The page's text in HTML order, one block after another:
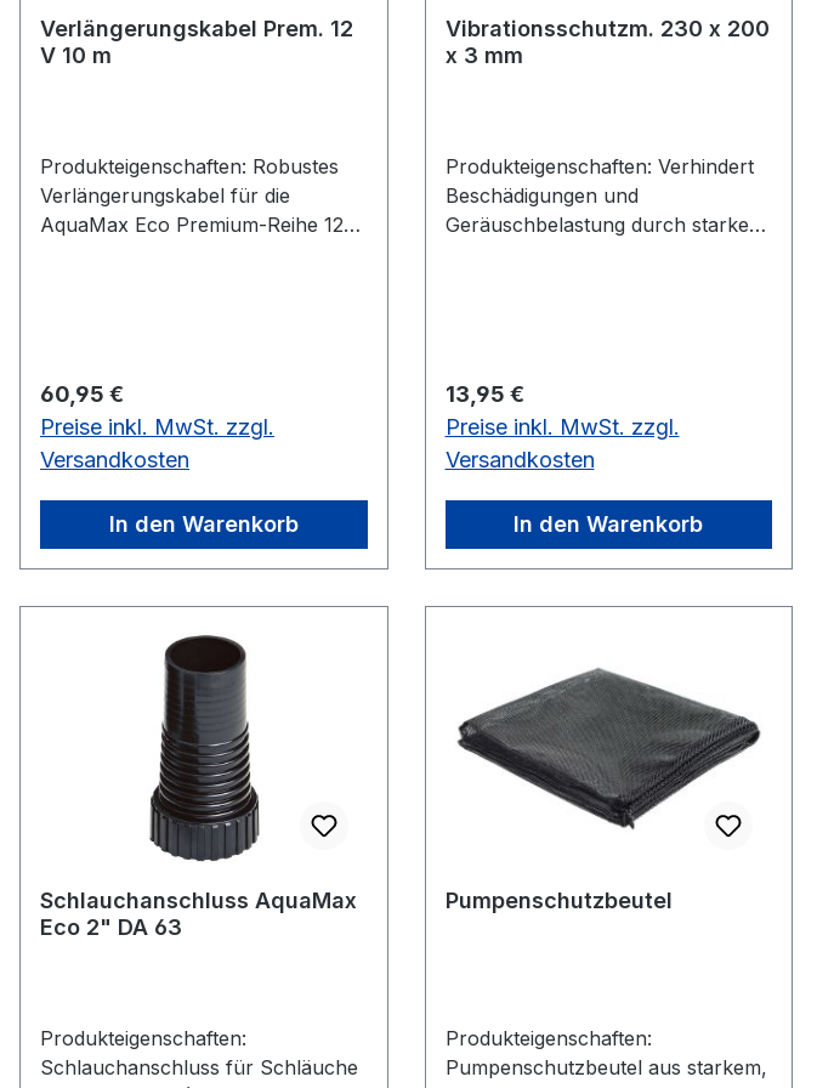
Verlängerungskabel Prem. 12
V 10 m
Produkteigenschaften: Robustes
Verlängerungskabel für die
AquaMax Eco Premium-Reihe 12V
Regulärer Preis:
60,95 €
Preise inkl. MwSt. zzgl.
Versandkosten
In den Warenkorb
Vibrationsschutzm. 230 x 200
x 3 mm
Produkteigenschaften: Verhindert
Beschädigungen und
Geräuschbelastung durch starke
Regulärer Preis:
13,95 €
Preise inkl. MwSt. zzgl.
Versandkosten
In den Warenkorb
Schlauchanschluss AquaMax
Eco 2" DA 63
Produkteigenschaften:
Schlauchanschluss für Schläuche
Pumpenschutzbeutel
Produkteigenschaften:
Pumpenschutzbeutel aus starkem,